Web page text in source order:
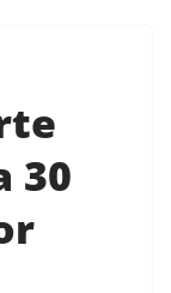
30